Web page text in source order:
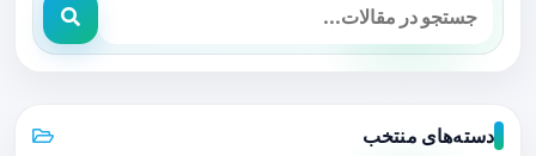
دسته‌های منتخب